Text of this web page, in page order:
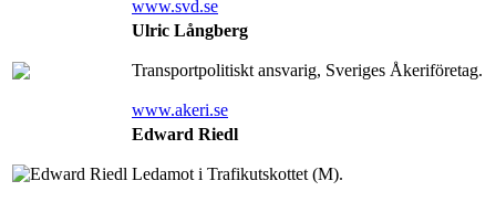
www.svd.se
Ulric Långberg
Transportpolitiskt ansvarig, Sveriges Åkeriföretag.
www.akeri.se
Edward Riedl
Ledamot i Trafikutskottet (M).